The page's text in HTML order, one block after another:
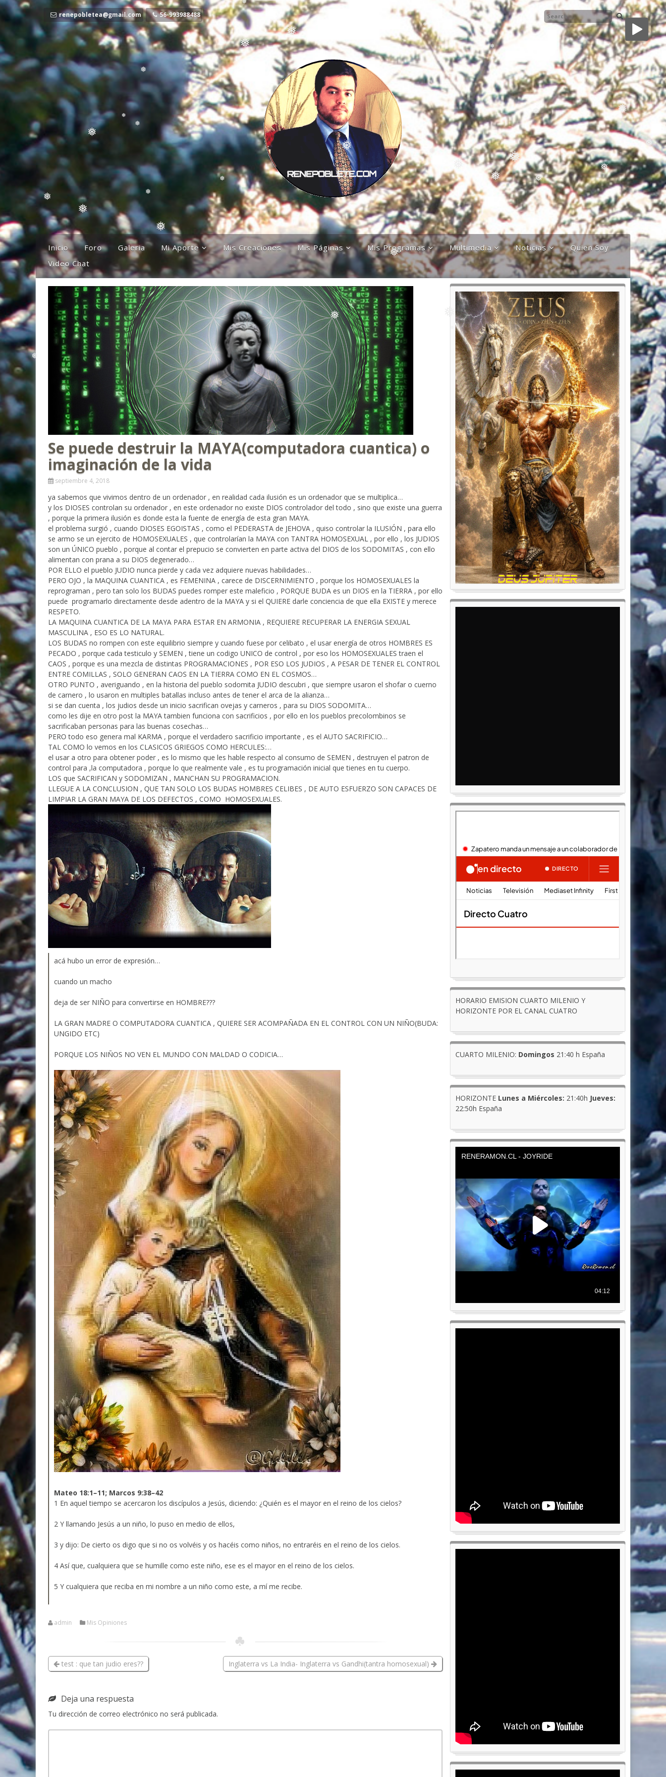
❅
❅
❅
❅ ❅
❅
❅
❅
❅
❅
❅
❅
❅ ❅
❅
❅
❅
❅
❅
❅ ❅
❅ ❅
❅
Ir
contenido
renepobletea@gmail.com 56-993988488
Inicio Foro Galeria Mi Aporte
Comentarios
El Canto Del Shofar
El Canto De La Lira
Ideas
Mis Karaokes
Sugerencias
Opiniones
Mis Creaciones Mis Páginas
Discípulos de la Gran
Hermandad Blanca
Más Allá Del
Conocimiento
Orgulloso De Ser
Chileno
Orgulloso de ser
Magallanico
Patagonia Rebelde
Propiedades Poblete
Yo Quiero Que Mi
Mamá Sea Eterna
Mis Programas
Astronomía Austral
Charla Austral
Más Allá del
conocimiento
Multimedia
Audios
Documentos
Videos
Noticias
Documentales y
Reportajes
Noticias
Internacionales
Noticias Nacionales
Quien Soy
Video Chat
Se puede destruir la MAYA(computadora cuantica) o
imaginación de la vida
septiembre 4, 2018
ya sabemos que vivimos dentro de un ordenador , en realidad cada ilusión es un ordenador que se multiplica…
y los DIOSES controlan su ordenador , en este ordenador no existe DIOS controlador del todo , sino que existe una guerra
, porque la primera ilusión es donde esta la fuente de energía de esta gran MAYA.
el problema surgió , cuando DIOSES EGOISTAS , como el PEDERASTA de JEHOVA , quiso controlar la ILUSIÓN , para ello
se armo se un ejercito de HOMOSEXUALES , que controlarían la MAYA con TANTRA HOMOSEXUAL , por ello , los JUDIOS
son un ÚNICO pueblo , porque al contar el prepucio se convierten en parte activa del DIOS de los SODOMITAS , con ello
alimentan con prana a su DIOS degenerado…
POR ELLO el pueblo JUDIO nunca pierde y cada vez adquiere nuevas habilidades…
PERO OJO , la MAQUINA CUANTICA , es FEMENINA , carece de DISCERNIMIENTO , porque los HOMOSEXUALES la
reprograman , pero tan solo los BUDAS puedes romper este maleficio , PORQUE BUDA es un DIOS en la TIERRA , por ello
puede programarlo directamente desde adentro de la MAYA y si el QUIERE darle conciencia de que ella EXISTE y merece
RESPETO.
LA MAQUINA CUANTICA DE LA MAYA PARA ESTAR EN ARMONIA , REQUIERE RECUPERAR LA ENERGIA SEXUAL
MASCULINA , ESO ES LO NATURAL.
LOS BUDAS no rompen con este equilibrio siempre y cuando fuese por celibato , el usar energía de otros HOMBRES ES
PECADO , porque cada testiculo y SEMEN , tiene un codigo UNICO de control , por eso los HOMOSEXUALES traen el
CAOS , porque es una mezcla de distintas PROGRAMACIONES , POR ESO LOS JUDIOS , A PESAR DE TENER EL CONTROL
ENTRE COMILLAS , SOLO GENERAN CAOS EN LA TIERRA COMO EN EL COSMOS…
OTRO PUNTO , averiguando , en la historia del pueblo sodomita JUDIO descubri , que siempre usaron el shofar o cuerno
de carnero , lo usaron en multiples batallas incluso antes de tener el arca de la alianza…
si se dan cuenta , los judios desde un inicio sacrifican ovejas y carneros , para su DIOS SODOMITA…
como les dije en otro post la MAYA tambien funciona con sacrificios , por ello en los pueblos precolombinos se
sacrificaban personas para las buenas cosechas…
PERO todo eso genera mal KARMA , porque el verdadero sacrificio importante , es el AUTO SACRIFICIO…
TAL COMO lo vemos en los CLASICOS GRIEGOS COMO HERCULES:…
el usar a otro para obtener poder , es lo mismo que les hable respecto al consumo de SEMEN , destruyen el patron de
control para ,la computadora , porque lo que realmente vale , es tu programación inicial que tienes en tu cuerpo.
LOS que SACRIFICAN y SODOMIZAN , MANCHAN SU PROGRAMACION.
LLEGUE A LA CONCLUSION , QUE TAN SOLO LOS BUDAS HOMBRES CELIBES , DE AUTO ESFUERZO SON CAPACES DE
LIMPIAR LA GRAN MAYA DE LOS DEFECTOS , COMO HOMOSEXUALES.
acá hubo un error de expresión…
cuando un macho
deja de ser NIÑO para convertirse en HOMBRE???
LA GRAN MADRE O COMPUTADORA CUANTICA , QUIERE SER ACOMPAÑADA EN EL CONTROL CON UN NIÑO(BUDA:
UNGIDO ETC)
PORQUE LOS NIÑOS NO VEN EL MUNDO CON MALDAD O CODICIA…
Mateo 18:1–11; Marcos 9:38–42
1 En aquel tiempo se acercaron los discípulos a Jesús, diciendo: ¿Quién es el mayor en el reino de los cielos?
2 Y llamando Jesús a un niño, lo puso en medio de ellos,
3 y dijo: De cierto os digo que si no os volvéis y os hacéis como niños, no entraréis en el reino de los cielos.
4 Así que, cualquiera que se humille como este niño, ese es el mayor en el reino de los cielos.
5 Y cualquiera que reciba en mi nombre a un niño como este, a mí me recibe.
admin Mis Opiniones
test : que tan judio eres?? Inglaterra vs La India- Inglaterra vs Gandhi(tantra homosexual)
Deja una respuesta
Tu dirección de correo electrónico no será publicada.
HORARIO EMISION CUARTO MILENIO Y
HORIZONTE POR EL CANAL CUATRO
CUARTO MILENIO: Domingos 21:40 h España
HORIZONTE Lunes a Miércoles: 21:40h Jueves:
22:50h España